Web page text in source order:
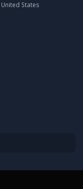
United States